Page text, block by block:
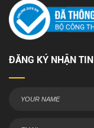
ĐĂNG KÝ NHẬN TIN